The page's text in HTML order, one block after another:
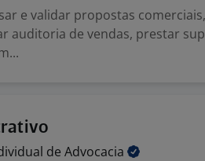
e validar propostas
auditoria de vendas, prestar
de Advocacia